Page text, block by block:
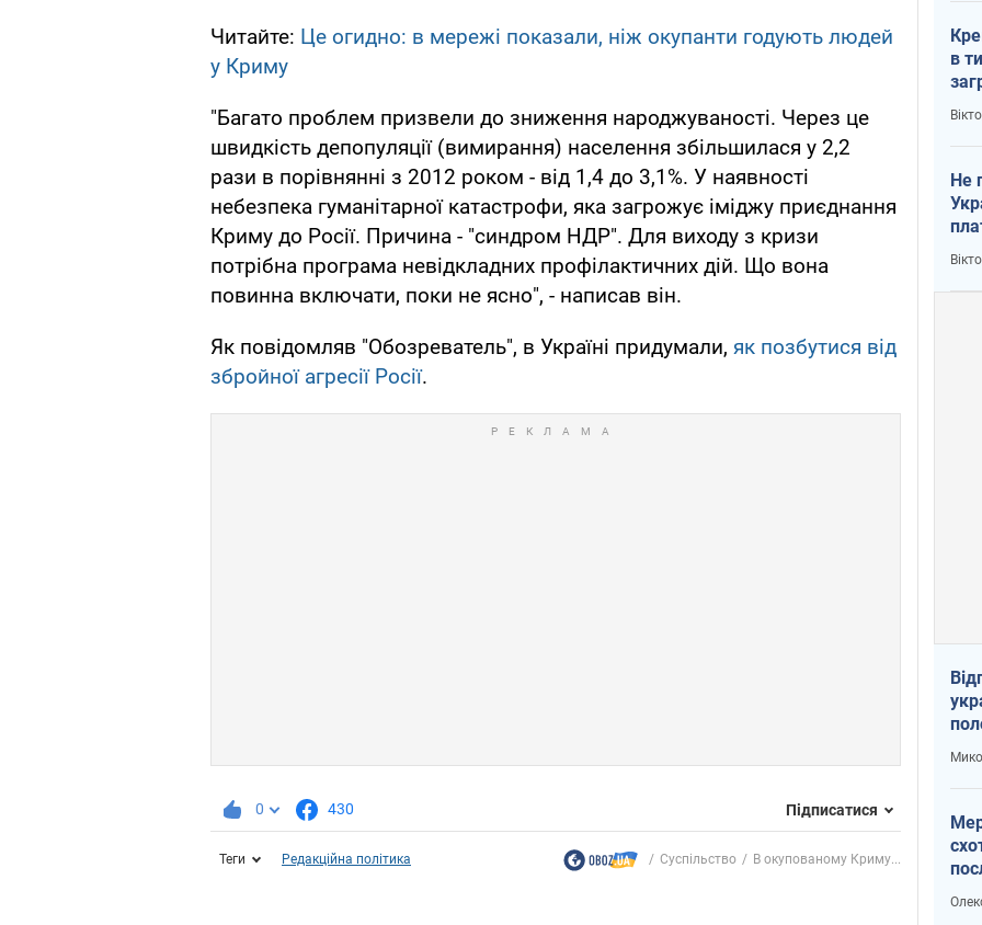
Читайте: Це огидно: в мережі показали, ніж окупанти годують людей
у Криму
"Багато проблем призвели до зниження народжуваності. Через це
швидкість депопуляції (вимирання) населення збільшилася у 2,2
рази в порівнянні з 2012 роком - від 1,4 до 3,1%. У наявності
небезпека гуманітарної катастрофи, яка загрожує іміджу приєднання
Криму до Росії. Причина - "синдром НДР". Для виходу з кризи
потрібна програма невідкладних профілактичних дій. Що вона
повинна включати, поки не ясно", - написав він.
Як повідомляв "Обозреватель", в Україні придумали, як позбутися від
збройної агресії Росії.
0 430 Підписатися
Теги Редакційна політика Суспільство В окупованому Криму...
в
Не